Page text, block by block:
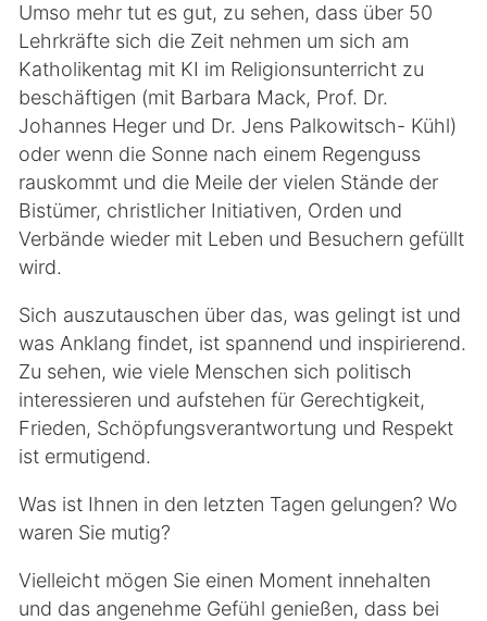
Umso mehr tut es gut, zu sehen, dass über 50
Lehrkräfte sich die Zeit nehmen um sich am
Katholikentag mit KI im Religionsunterricht zu
beschäftigen (mit Barbara Mack, Prof. Dr.
Johannes Heger und Dr. Jens Palkowitsch- Kühl)
oder wenn die Sonne nach einem Regenguss
rauskommt und die Meile der vielen Stände der
Bistümer, christlicher Initiativen, Orden und
Verbände wieder mit Leben und Besuchern gefüllt
wird.
Sich auszutauschen über das, was gelingt ist und
was Anklang findet, ist spannend und inspirierend.
Zu sehen, wie viele Menschen sich politisch
interessieren und aufstehen für Gerechtigkeit,
Frieden, Schöpfungsverantwortung und Respekt
ist ermutigend.
Was ist Ihnen in den letzten Tagen gelungen? Wo
waren Sie mutig?
Vielleicht mögen Sie einen Moment innehalten
und das angenehme Gefühl genießen, dass bei